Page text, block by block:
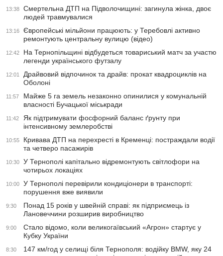
13:38
Смертельна ДТП на Підволочищині: загинула жінка, двоє
людей травмувалися
13:16
Європейські мільйони працюють: у Теребовлі активно
ремонтують центральну вулицю (відео)
12:42
На Тернопільщині відбудеться товариський матч за участю
легенди українського футзалу
12:01
Драйвовий відпочинок та драйв: прокат квадроциклів на
Оболоні
11:57
Майже 5 га земель незаконно опинилися у комунальній
власності Бучацької міськради
11:42
Як підтримувати фосфорний баланс ґрунту при
інтенсивному землеробстві
10:55
Кривава ДТП на перехресті в Кременці: постраждали водії
та четверо пасажирів
10:30
У Тернополі капітально відремонтують світлофори на
чотирьох локаціях
10:00
У Тернополі перевірили кондиціонери в транспорті:
порушення вже виявили
9:30
Понад 15 років у швейній справі: як підприємець із
Лановеччини розширив виробництво
9:00
Стало відомо, коли великогаївський «Агрон» стартує у
Кубку України
8:30
147 км/год у селищі біля Тернополя: водійку BMW, яку 24